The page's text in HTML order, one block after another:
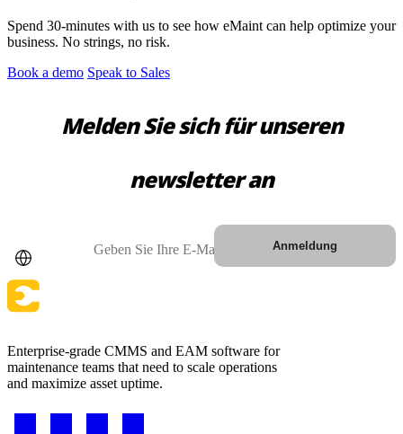
Spend 30-minutes with us to see how eMaint can help optimize your
business. No strings, no risk.
Book a demo Speak to Sales
Melden Sie sich für unseren
newsletter an
Anmeldung
Enterprise-grade CMMS and EAM software for
maintenance teams that need to scale operations
and maximize asset uptime.
Footer